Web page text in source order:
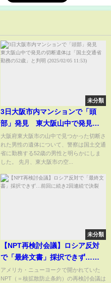
未分類
3日大阪市内マンションで「頭
部」発見 東大阪山中で発見の
切断遺体は「国土交通省勤務の
52歳」と判明 (2025/02/05
11:53)
大阪府東大阪市の山中で見つかった切断さ
れた男性の遺体について、警察は国土交通
省に勤務する52歳の男性と明らかにしま
した。 先月、東大阪市の空...
未分類
【NPT再検討会議】ロシア反対
で「最終文書」採択できず…前
回に続き2回連続で決裂
アメリカ・ニューヨークで開かれていた
NPT（＝核拡散防止条約）の再検討会議は